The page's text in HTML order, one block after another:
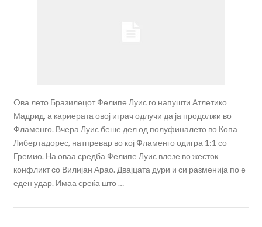
Oва лето Бразилецот Фелипе Луис го напушти Атлетико
Мадрид, а кариерата овој играч одлучи да ја продолжи во
Фламенго. Вчера Луис беше дел од полуфиналето во Копа
Либертадорес, натпревар во кој Фламенго одигра 1:1 со
Гремио. На оваа средба Фелипе Луис влезе во жесток
конфликт со Вилијан Арао. Двајцата дури и си разменија по е
еден удар. Имаа среќа што …